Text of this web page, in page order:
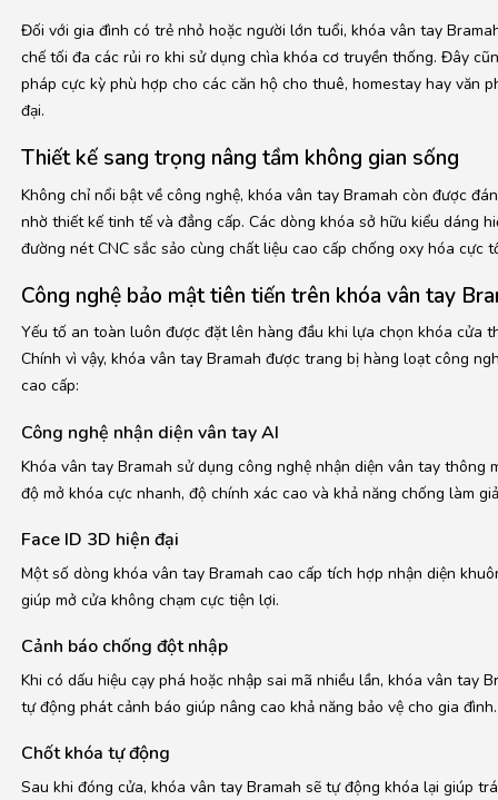
Đối với gia đình có trẻ nhỏ hoặc người lớn tuổi, khóa vân tay
chế tối đa các rủi ro khi sử dụng chìa khóa cơ truyền thống. Đây
pháp cực kỳ phù hợp cho các căn hộ cho thuê, homestay hay văn
đại.
Thiết kế sang trọng nâng tầm không gian sống
Không chỉ nổi bật về công nghệ, khóa vân tay Bramah còn được
nhờ thiết kế tinh tế và đẳng cấp. Các dòng khóa sở hữu kiểu dáng
đường nét CNC sắc sảo cùng chất liệu cao cấp chống oxy hóa cực
Công nghệ bảo mật tiên tiến trên khóa vân tay
Yếu tố an toàn luôn được đặt lên hàng đầu khi lựa chọn khóa cửa
Chính vì vậy, khóa vân tay Bramah được trang bị hàng loạt công
cao cấp:
Công nghệ nhận diện vân tay AI
Khóa vân tay Bramah sử dụng công nghệ nhận diện vân tay thông
độ mở khóa cực nhanh, độ chính xác cao và khả năng chống làm
Face ID 3D hiện đại
Một số dòng khóa vân tay Bramah cao cấp tích hợp nhận diện
giúp mở cửa không chạm cực tiện lợi.
Cảnh báo chống đột nhập
Khi có dấu hiệu cạy phá hoặc nhập sai mã nhiều lần, khóa vân tay
tự động phát cảnh báo giúp nâng cao khả năng bảo vệ cho gia đình.
Chốt khóa tự động
Sau khi đóng cửa, khóa vân tay Bramah sẽ tự động khóa lại giúp